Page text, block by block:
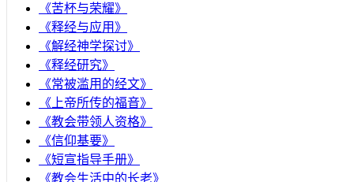
《苦杯与荣耀》
《释经与应用》
《解经神学探讨》
《释经研究》
《常被滥用的经文》
《上帝所传的福音》
《教会带领人资格》
《信仰基要》
《短宣指导手册》
《教会生活中的长老》